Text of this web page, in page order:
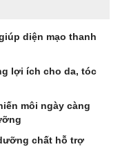
diện mạo thanh
lợi ích cho da, tóc
môi ngày càng
chất hỗ trợ